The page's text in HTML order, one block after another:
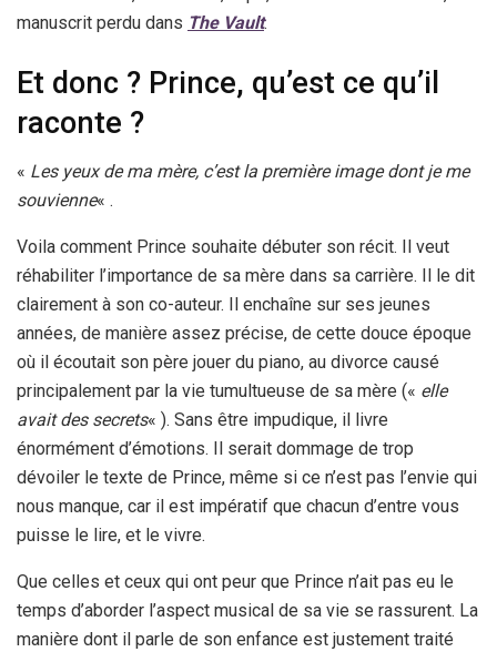
manuscrit perdu dans The Vault.
Et donc ? Prince, qu’est ce qu’il
raconte ?
« Les yeux de ma mère, c’est la première image dont je me
souvienne« .
Voila comment Prince souhaite débuter son récit. Il veut
réhabiliter l’importance de sa mère dans sa carrière. Il le dit
clairement à son co-auteur. Il enchaîne sur ses jeunes
années, de manière assez précise, de cette douce époque
où il écoutait son père jouer du piano, au divorce causé
principalement par la vie tumultueuse de sa mère (« elle
avait des secrets« ). Sans être impudique, il livre
énormément d’émotions. Il serait dommage de trop
dévoiler le texte de Prince, même si ce n’est pas l’envie qui
nous manque, car il est impératif que chacun d’entre vous
puisse le lire, et le vivre.
Que celles et ceux qui ont peur que Prince n’ait pas eu le
temps d’aborder l’aspect musical de sa vie se rassurent. La
manière dont il parle de son enfance est justement traité